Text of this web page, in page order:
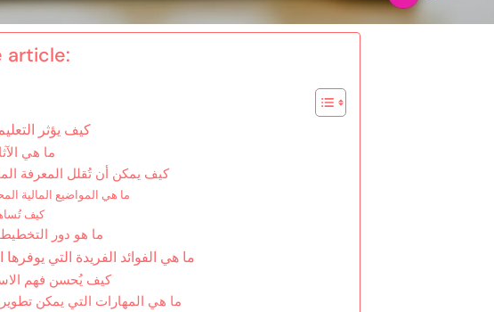
article:
كيف يؤثر
ما هي
كيف يمكن أن تُقلل المعرفة
ما هي المواضيع المالية
كيف
ما هو دور
ما هي الفوائد الفريدة التي
كيف يُحسن فهم
ما هي المهارات التي يمكن